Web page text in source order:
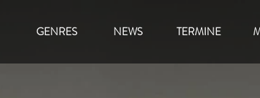
GENRES NEWS TERMINE